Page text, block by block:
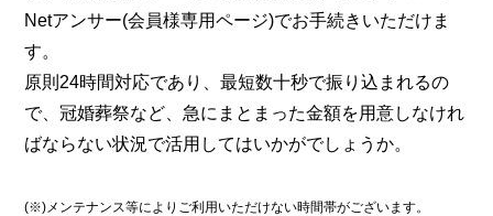
Netアンサー(会員様専用ページ)でお手続きいただけま
す。
原則24時間対応であり、最短数十秒で振り込まれるの
で、冠婚葬祭など、急にまとまった金額を用意しなけれ
ばならない状況で活用してはいかがでしょうか。
(※)メンテナンス等によりご利用いただけない時間帯がございます。